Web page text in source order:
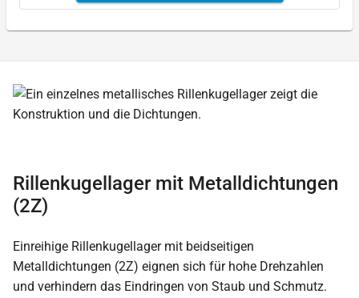
Rillenkugellager mit Metalldichtungen
(2Z)
Einreihige Rillenkugellager mit beidseitigen
Metalldichtungen (2Z) eignen sich für hohe Drehzahlen
und verhindern das Eindringen von Staub und Schmutz.